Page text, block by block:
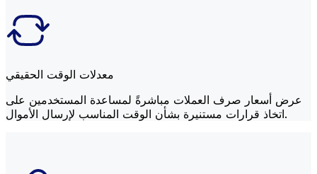
معدلات الوقت الحقيقي
عرض أسعار صرف العملات مباشرةً لمساعدة المستخدمين على
اتخاذ قرارات مستنيرة بشأن الوقت المناسب لإرسال الأموال.